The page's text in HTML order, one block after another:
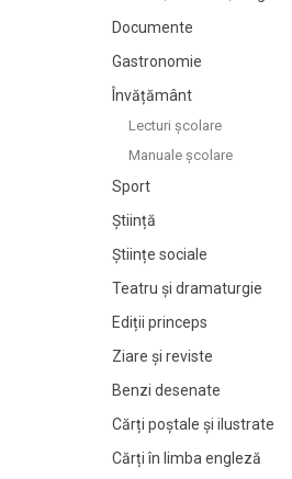
Documente
Gastronomie
Învățământ
Lecturi şcolare
Manuale şcolare
Sport
Știință
Științe sociale
Teatru și dramaturgie
Ediții princeps
Ziare şi reviste
Benzi desenate
Cărți poștale și ilustrate
Cărți în limba engleză